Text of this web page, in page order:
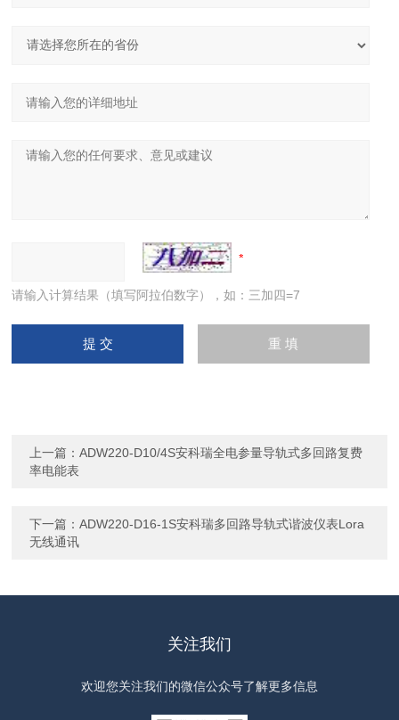
请输入计算结果（填写阿拉伯数字），如：三加四=7
上一篇：ADW220-D10/4S安科瑞全电参量导轨式多回路复费
率电能表
下一篇：ADW220-D16-1S安科瑞多回路导轨式谐波仪表Lora
无线通讯
关注我们
欢迎您关注我们的微信公众号了解更多信息